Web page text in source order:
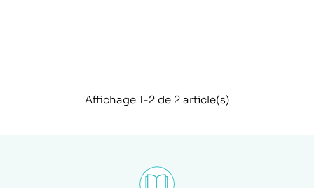
Affichage 1-2 de 2 article(s)